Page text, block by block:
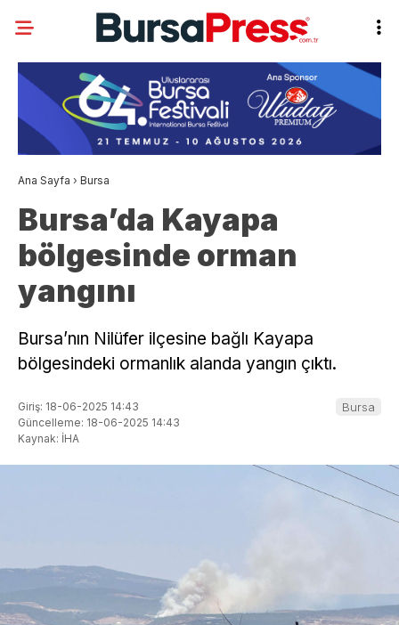
Ana Sayfa › Bursa
Bursa’da Kayapa
bölgesinde orman
yangını
Bursa’nın Nilüfer ilçesine bağlı Kayapa
bölgesindeki ormanlık alanda yangın çıktı.
Giriş: 18-06-2025 14:43
Güncelleme: 18-06-2025 14:43
Kaynak: İHA
Bursa